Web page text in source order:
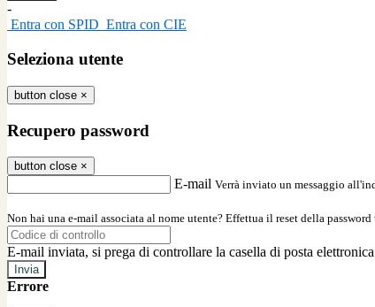
-
Entra con SPID Entra con CIE
Seleziona utente
button close ×
Recupero password
button close ×
E-mail Verrà inviato un messaggio
Non hai una e-mail associata al nome utente? Effettua il reset della
E-mail inviata, si prega di controllare la casella di posta
Errore